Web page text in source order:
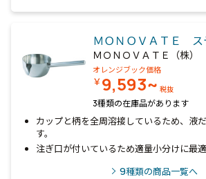
ＭＯＮＯＶＡＴＥ ス
ＭＯＮＯＶＡＴＥ（株）
オレンジブック価格
￥9,593~ 税抜
3種類の在庫品があります
カップと柄を全周溶接しているため、液
す。
注ぎ口が付いているため適量小分けに最適
9種類の商品一覧へ